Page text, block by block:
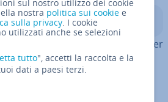
de Java, il est possible de traiter
complexes avec
être créés dans un premier
être utilisés par dif­fé­ren­tes
sul nostro utilizzo dei cookie
nostra politica sui cookie e
sulla privacy. I cookie
utilizzati anche se selezioni
tutto", accetti la raccolta e la
dati a paesi terzi.